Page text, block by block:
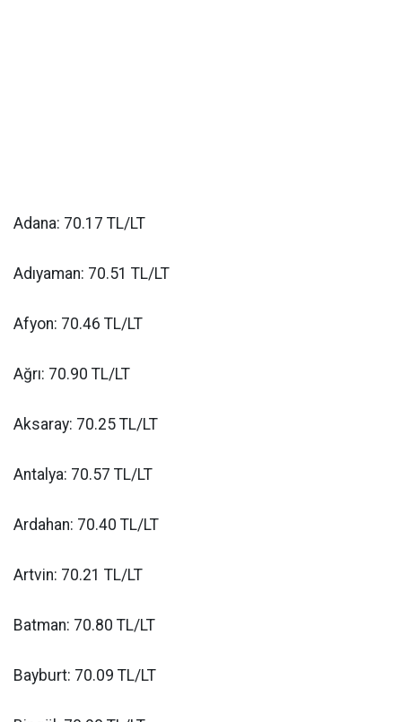
Adana: 70.17 TL/LT
Adıyaman: 70.51 TL/LT
Afyon: 70.46 TL/LT
Ağrı: 70.90 TL/LT
Aksaray: 70.25 TL/LT
Antalya: 70.57 TL/LT
Ardahan: 70.40 TL/LT
Artvin: 70.21 TL/LT
Batman: 70.80 TL/LT
Bayburt: 70.09 TL/LT